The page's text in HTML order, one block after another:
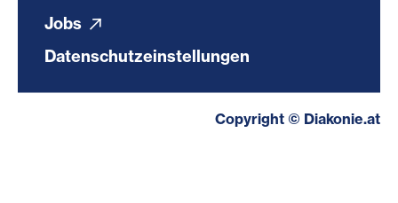
Jobs
Datenschutzeinstellungen
Copyright © Diakonie.at